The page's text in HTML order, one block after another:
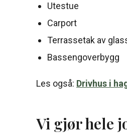
Utestue
Carport
Terrassetak av
Bassengoverbygg
Les også: Drivhus i
Vi gjør hele